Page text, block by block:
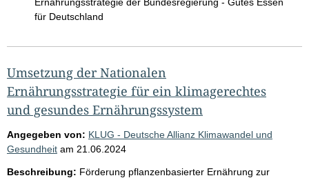
für Deutschland
Umsetzung der Nationalen
Ernährungsstrategie für ein klimagerechtes
und gesundes Ernährungssystem
Angegeben von: KLUG - Deutsche Allianz Klimawandel und
Gesundheit am 21.06.2024
Beschreibung: Förderung pflanzenbasierter Ernährung zur